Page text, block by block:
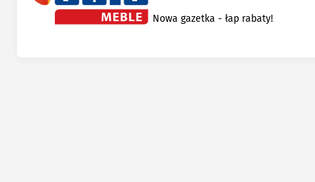
Nowa gazetka - łap rabaty!